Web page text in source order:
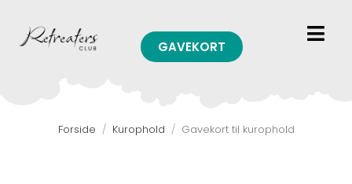
GAVEKORT
Forside / Kurophold / Gavekort til kurophold